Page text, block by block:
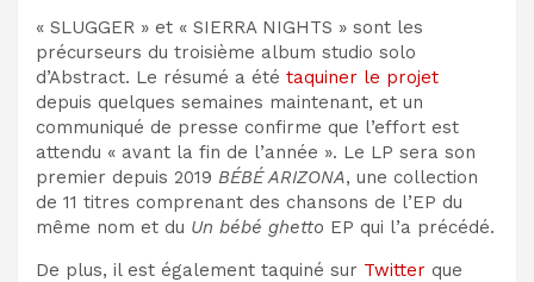
« SLUGGER » et « SIERRA NIGHTS » sont les
précurseurs du troisième album studio solo
d’Abstract. Le résumé a été taquiner le projet
depuis quelques semaines maintenant, et un
communiqué de presse confirme que l’effort est
attendu « avant la fin de l’année ». Le LP sera son
premier depuis 2019 BÉBÉ ARIZONA, une collection
de 11 titres comprenant des chansons de l’EP du
même nom et du Un bébé ghetto EP qui l’a précédé.
De plus, il est également taquiné sur Twitter que